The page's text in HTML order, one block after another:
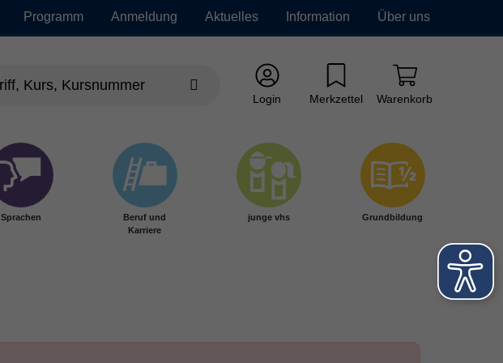
Programm Anmeldung Aktuelles Information Über uns
Login Merkzettel Warenkorb
Sprachen
Beruf und
Karriere
junge vhs Grundbildung